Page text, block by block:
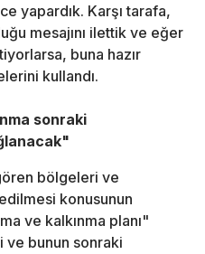
yapardık. Karşı tarafa,
mesajını ilettik ve eğer
buna hazır
kullandı.
sonraki
bölgeleri ve
konusunun
ve kalkınma planı"
bunun sonraki